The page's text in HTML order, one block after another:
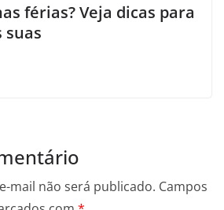
férias? Veja dicas para
suas
mail não será publicado. Campos